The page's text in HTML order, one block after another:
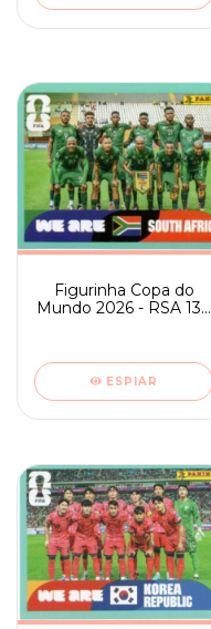
Figurinha Copa do
Mundo 2026 - RSA 13 -
ESPIAR